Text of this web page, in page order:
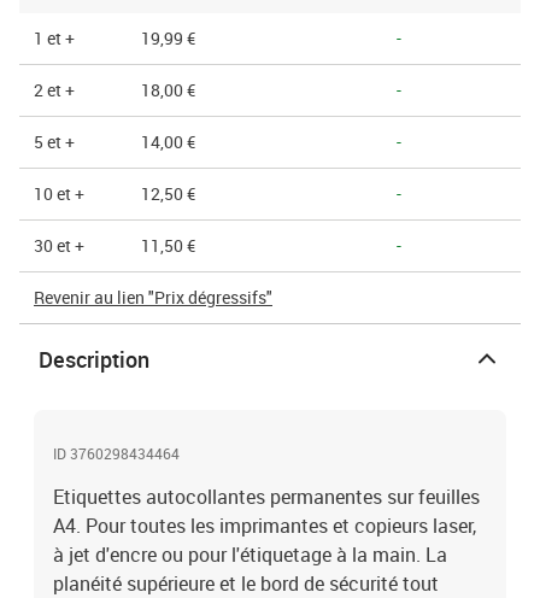
1 et + 19,99 € -
2 et + 18,00 € -
5 et + 14,00 € -
10 et + 12,50 € -
30 et + 11,50 € -
Revenir au lien "Prix dégressifs"
Description
ID 3760298434464
Etiquettes autocollantes permanentes sur feuilles
A4. Pour toutes les imprimantes et copieurs laser,
à jet d'encre ou pour l'étiquetage à la main. La
planéité supérieure et le bord de sécurité tout